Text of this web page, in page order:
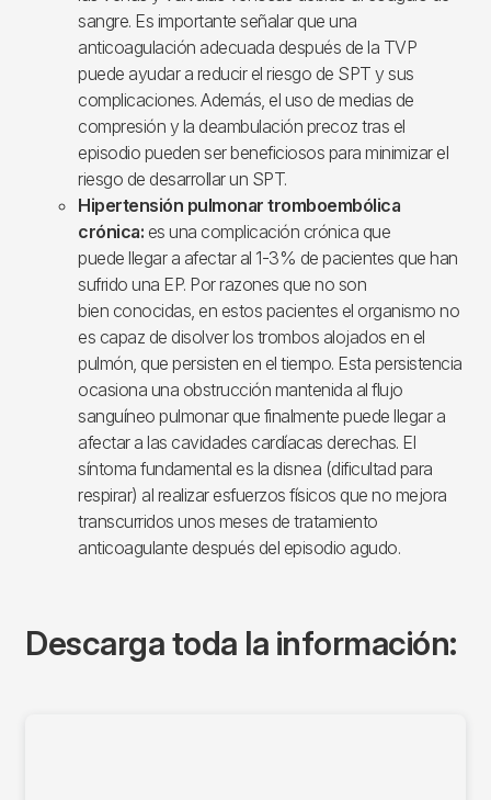
sangre. Es importante señalar que una
anticoagulación adecuada después de la TVP
puede ayudar a reducir el riesgo de SPT y sus
complicaciones. Además, el uso de medias de
compresión y la deambulación precoz tras el
episodio pueden ser beneficiosos para minimizar el
riesgo de desarrollar un SPT.
Hipertensión pulmonar tromboembólica
crónica: es una complicación crónica que
puede llegar a afectar al 1-3% de pacientes que han
sufrido una EP. Por razones que no son
bien conocidas, en estos pacientes el organismo no
es capaz de disolver los trombos alojados en el
pulmón, que persisten en el tiempo. Esta persistencia
ocasiona una obstrucción mantenida al flujo
sanguíneo pulmonar que finalmente puede llegar a
afectar a las cavidades cardíacas derechas. El
síntoma fundamental es la disnea (dificultad para
respirar) al realizar esfuerzos físicos que no mejora
transcurridos unos meses de tratamiento
anticoagulante después del episodio agudo.
Descarga toda la información: